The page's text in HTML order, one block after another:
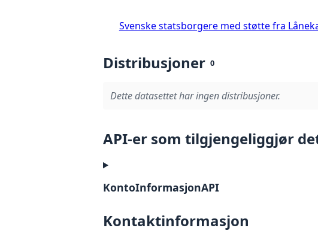
Svenske statsborgere med støtte fra
Distribusjoner 0
Dette datasettet har ingen distribusjoner.
API-er som tilgjengeliggjør
KontoInformasjonAPI
Kontaktinformasjon